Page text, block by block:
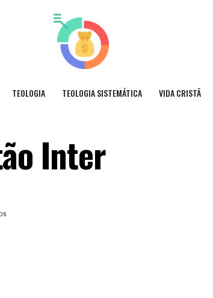
TEOLOGIA TEOLOGIA SISTEMÁTICA VIDA CRISTÃ
Inter